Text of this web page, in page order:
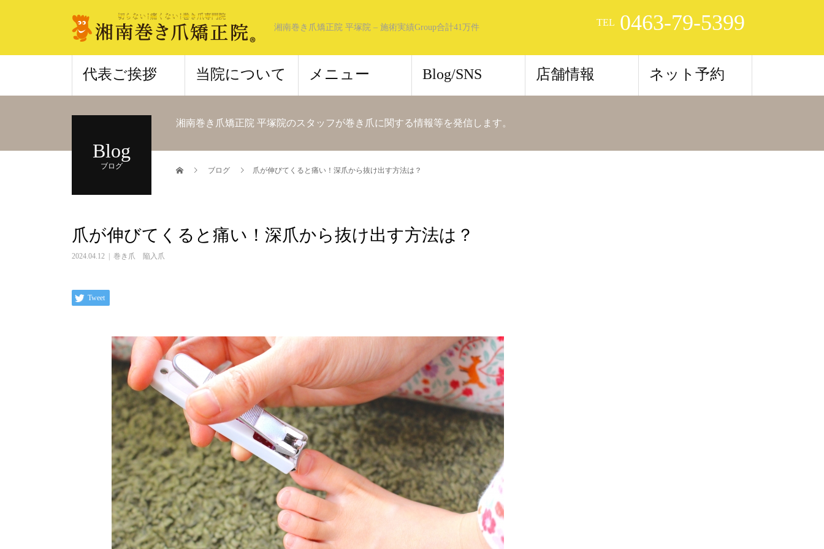
湘南巻き爪矯正院 平塚院 – 施術実績Group合計41万件 TEL 0463-79-5399
代表ご挨拶 当院について メニュー Blog/SNS 店舗情報 ネット予約
Blog
ブログ
湘南巻き爪矯正院 平塚院のスタッフが巻き爪に関する情報等を発信します。
ブログ 爪が伸びてくると痛い！深爪から抜け出す方法は？
爪が伸びてくると痛い！深爪から抜け出す方法は？
2024.04.12 巻き爪 陥入爪
Tweet